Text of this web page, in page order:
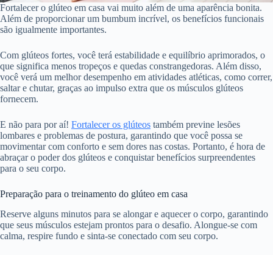
Fortalecer o glúteo em casa vai muito além de uma aparência bonita.
Além de proporcionar um bumbum incrível, os benefícios funcionais
são igualmente importantes.
Com glúteos fortes, você terá estabilidade e equilíbrio aprimorados, o
que significa menos tropeços e quedas constrangedoras. Além disso,
você verá um melhor desempenho em atividades atléticas, como correr,
saltar e chutar, graças ao impulso extra que os músculos glúteos
fornecem.
E não para por aí! Fortalecer os glúteos também previne lesões
lombares e problemas de postura, garantindo que você possa se
movimentar com conforto e sem dores nas costas. Portanto, é hora de
abraçar o poder dos glúteos e conquistar benefícios surpreendentes
para o seu corpo.
Preparação para o treinamento do glúteo em casa
Reserve alguns minutos para se alongar e aquecer o corpo, garantindo
que seus músculos estejam prontos para o desafio. Alongue-se com
calma, respire fundo e sinta-se conectado com seu corpo.